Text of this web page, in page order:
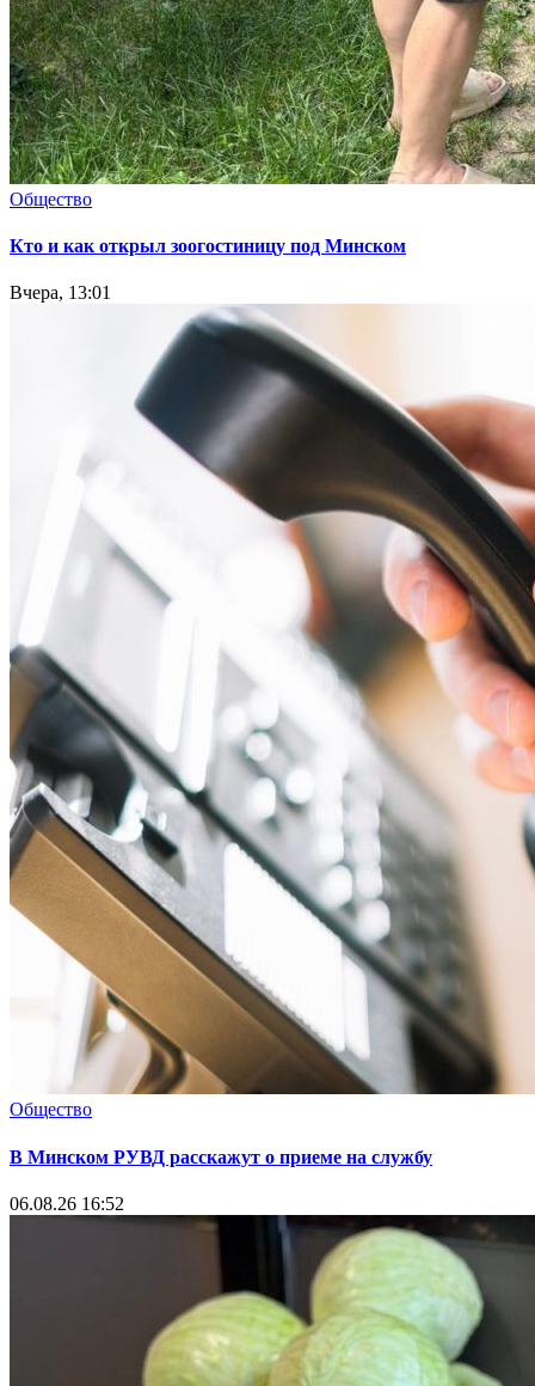
Общество
Кто и как открыл зоогостиницу под Минском
Вчера, 13:01
Общество
В Минском РУВД расскажут о приеме на службу
06.08.26 16:52